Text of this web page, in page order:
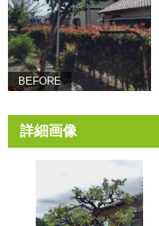
BEFORE
詳細画像